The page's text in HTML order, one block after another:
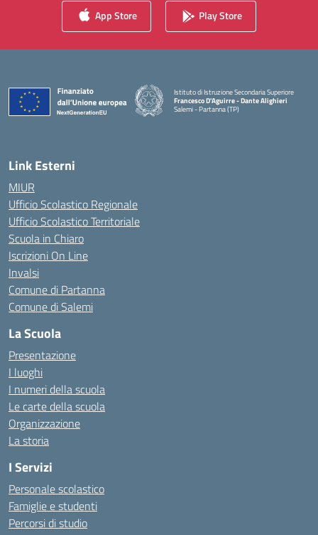
App Store Play Store
Istituto di Istruzione Secondaria Superiore
Francesco D'Aguirre - Dante Alighieri
Salemi - Partanna (TP)
Link Esterni
MIUR
Ufficio Scolastico Regionale
Ufficio Scolastico Territoriale
Scuola in Chiaro
Iscrizioni On Line
Invalsi
Comune di Partanna
Comune di Salemi
La Scuola
Presentazione
I luoghi
I numeri della scuola
Le carte della scuola
Organizzazione
La storia
I Servizi
Personale scolastico
Famiglie e studenti
Percorsi di studio